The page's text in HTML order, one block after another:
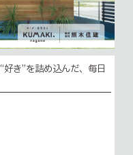
好き”を詰め込んだ、毎日